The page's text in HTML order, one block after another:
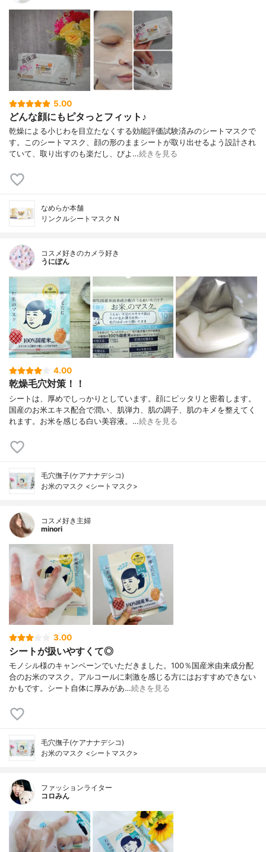
5.00
どんな顔にもピタっとフィット♪
乾燥による小じわを目立たなくする効能評価試験済みのシートマスクで
す。このシートマスク、顔の形のままシートが取り出せるよう設計され
ていて、取り出すのも楽だし、びよ…続きを見る
なめらか本舗
リンクルシートマスク N
コスメ好きのカメラ好き
うにぽん
4.00
乾燥毛穴対策！！
シートは、厚めでしっかりとしています。顔にピッタリと密着します。
国産のお米エキス配合で潤い、肌弾力、肌の調子、肌のキメを整えてく
れます。お米を感じる白い美容液。…続きを見る
毛穴撫子(ケアナナデシコ)
お米のマスク <シートマスク>
コスメ好き主婦
minori
3.00
シートが扱いやすくて◎
モノシル様のキャンペーンでいただきました。100％国産米由来成分配
合のお米のマスク。アルコールに刺激を感じる方にはおすすめできない
かもです。シート自体に厚みがあ…続きを見る
毛穴撫子(ケアナナデシコ)
お米のマスク <シートマスク>
ファッションライター
コロみん